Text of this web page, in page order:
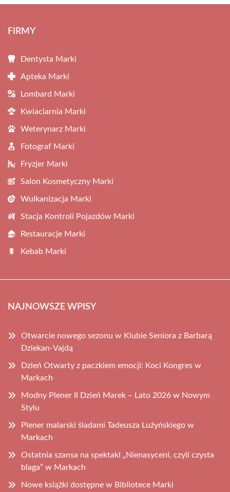
FIRMY
Dentysta Marki
Apteka Marki
Lombard Marki
Kwiaciarnia Marki
Weterynarz Marki
Fotograf Marki
Fryzjer Marki
Salon Kosmetyczny Marki
Wulkanizacja Marki
Stacja Kontroli Pojazdów Marki
Restauracje Marki
Kebab Marki
NAJNOWSZE WPISY
Otwarcie nowego sezonu w Klubie Seniora z Barbarą
Dziekan-Vajdą
Dzień Otwarty z paczkiem emocji: Koci Kongres w
Markach
Modny Plener II Dzień Marek – Lato 2026 w Nowym
Stylu
Plener malarski śladami Tadeusza Lużyńskiego w
Markach
Ostatnia szansa na spektakl „Nienasyceni, czyli czysta
blaga” w Markach
Nowe książki dostępne w Bibliotece Marki